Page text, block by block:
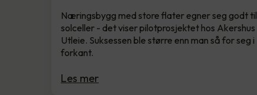
Næringsbygg med store flater egner seg godt til
solceller - det viser pilotprosjektet hos Akershus
Utleie. Suksessen ble større enn man så for seg i
forkant.
Les mer